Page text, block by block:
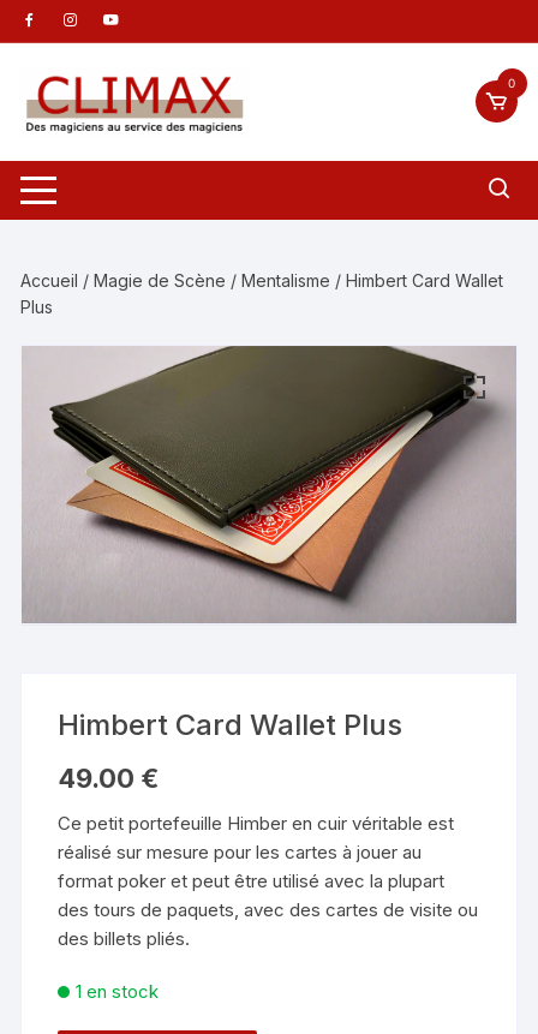
Aller
au
contenu
0
Accueil /Magie de Scène /Mentalisme / Himbert Card Wallet
Plus
Himbert Card Wallet Plus
49.00 €
Ce petit portefeuille Himber en cuir véritable est
réalisé sur mesure pour les cartes à jouer au
format poker et peut être utilisé avec la plupart
des tours de paquets, avec des cartes de visite ou
des billets pliés.
1 en stock